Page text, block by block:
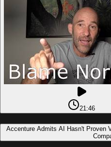
21:46
Accenture Admits AI Hasn't Proven